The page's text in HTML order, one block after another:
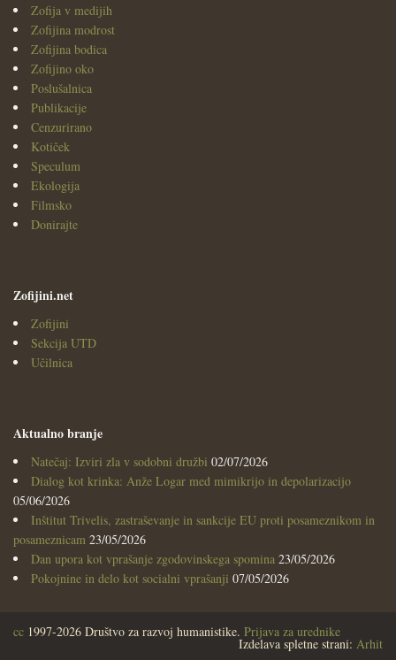
Zofija v medijih
Zofijina modrost
Zofijina bodica
Zofijino oko
Poslušalnica
Publikacije
Cenzurirano
Kotiček
Speculum
Ekologija
Filmsko
Donirajte
Zofijini.net
Zofijini
Sekcija UTD
Učilnica
Aktualno branje
Natečaj: Izviri zla v sodobni družbi 02/07/2026
Dialog kot krinka: Anže Logar med mimikrijo in depolarizacijo
05/06/2026
Inštitut Trivelis, zastraševanje in sankcije EU proti posameznikom in
posameznicam 23/05/2026
Dan upora kot vprašanje zgodovinskega spomina 23/05/2026
Pokojnine in delo kot socialni vprašanji 07/05/2026
cc 1997-2026 Društvo za razvoj humanistike. Prijava za urednike
Izdelava spletne strani: Arhit